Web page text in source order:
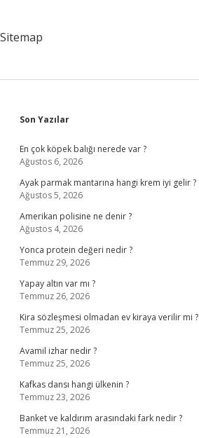
Sitemap
Sidebar
Son Yazılar
En çok köpek balığı nerede var ?
Ağustos 6, 2026
Ayak parmak mantarına hangi krem iyi gelir ?
Ağustos 5, 2026
Amerikan polisine ne denir ?
Ağustos 4, 2026
Yonca protein değeri nedir ?
Temmuz 29, 2026
Yapay altın var mı ?
Temmuz 26, 2026
Kira sözleşmesi olmadan ev kiraya verilir mi ?
Temmuz 25, 2026
Avamil izhar nedir ?
Temmuz 25, 2026
Kafkas dansı hangi ülkenin ?
Temmuz 23, 2026
Banket ve kaldırım arasındaki fark nedir ?
Temmuz 21, 2026